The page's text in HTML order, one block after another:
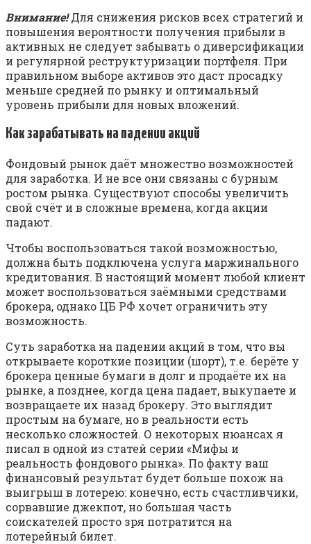
Внимание!Для снижения рисков всех стратегий и
повышения вероятности получения прибыли в
активных не следует забывать о диверсификации
и регулярной реструктуризации портфеля. При
правильном выборе активов это даст просадку
меньше средней по рынку и оптимальный
уровень прибыли для новых вложений.
Как зарабатывать на падении акций
Фондовый рынок даёт множество возможностей
для заработка. И не все они связаны с бурным
ростом рынка. Существуют способы увеличить
свой счёт и в сложные времена, когда акции
падают.
Чтобы воспользоваться такой возможностью,
должна быть подключена услуга маржинального
кредитования. В настоящий момент любой клиент
может воспользоваться заёмными средствами
брокера, однако ЦБ РФ хочет ограничить эту
возможность.
Суть заработка на падении акций в том, что вы
открываете короткие позиции (шорт), т.е. берёте у
брокера ценные бумаги в долг и продаёте их на
рынке, а позднее, когда цена падает, выкупаете и
возвращаете их назад брокеру. Это выглядит
простым на бумаге, но в реальности есть
несколько сложностей. О некоторых нюансах я
писал в одной из статей серии «Мифы и
реальность фондового рынка». По факту ваш
финансовый результат будет больше похож на
выигрыш в лотерею: конечно, есть счастливчики,
сорвавшие джекпот, но большая часть
соискателей просто зря потратится на
лотерейный билет.